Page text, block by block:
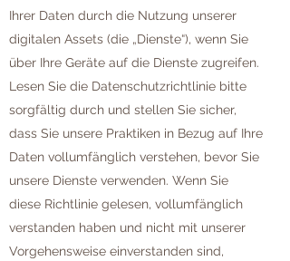
Ihrer Daten durch die Nutzung unserer
digitalen Assets (die „Dienste“), wenn Sie
über Ihre Geräte auf die Dienste zugreifen.
Lesen Sie die Datenschutzrichtlinie bitte
sorgfältig durch und stellen Sie sicher,
dass Sie unsere Praktiken in Bezug auf Ihre
Daten vollumfänglich verstehen, bevor Sie
unsere Dienste verwenden. Wenn Sie
diese Richtlinie gelesen, vollumfänglich
verstanden haben und nicht mit unserer
Vorgehensweise einverstanden sind,